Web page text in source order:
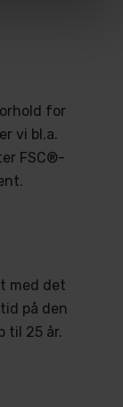
for
vi bl.a.
FSC®-
med det
på den
til 25 år.